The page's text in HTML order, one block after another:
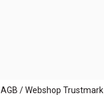
AGB / Webshop Trustmark